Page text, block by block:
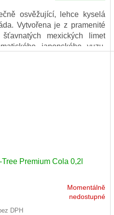
osvěžující, lehce kyselá
Vytvořena je z pramenité
šťavnatých mexických limet
japonského yuzu.
Tree Premium Cola 0,2l
Momentálně
nedostupné
DPH